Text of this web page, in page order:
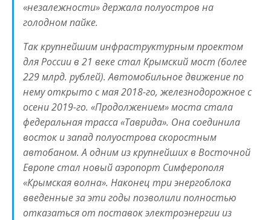
«незалежности» держала полуостров на
голодном пайке.
Так крупнейшим инфраструктурным проектом
для России в 21 веке стал Крымский мост (более
229 млрд. рублей). Автомобильное движение по
нему открыто с мая 2018-го, железнодорожное с
осени 2019-го. «Продолжением» моста стала
федеральная трасса «Таврида». Она соединила
восток и запад полуострова скоростным
автобаном. А одним из крупнейших в Восточной
Европе стал новый аэропорт Симферополя
«Крымская волна». Наконец три энергоблока
введенные за эти годы позволили полностью
отказаться от поставок электроэнергии из